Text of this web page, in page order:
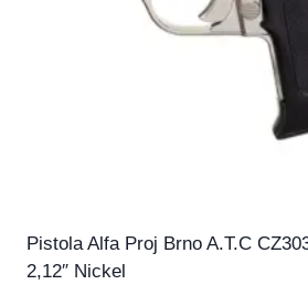
Pistola Alfa Proj Brno A.T.C
2,12″ Nickel